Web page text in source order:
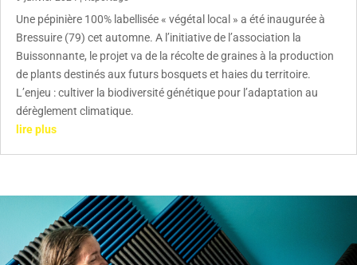
Une pépinière 100% labellisée « végétal local » a été inaugurée à
Bressuire (79) cet automne. A l’initiative de l’association la
Buissonnante, le projet va de la récolte de graines à la production
de plants destinés aux futurs bosquets et haies du territoire.
L’enjeu : cultiver la biodiversité génétique pour l’adaptation au
dérèglement climatique.
lire plus